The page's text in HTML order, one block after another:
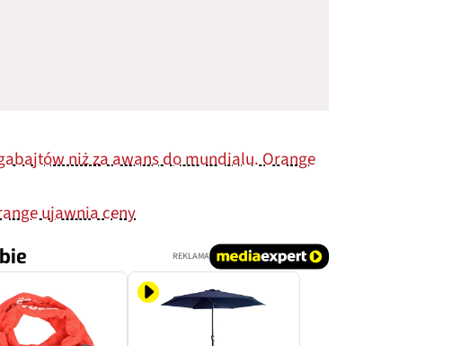
niż za awans do mundialu. Orange
ujawnia ceny
REKLAMA